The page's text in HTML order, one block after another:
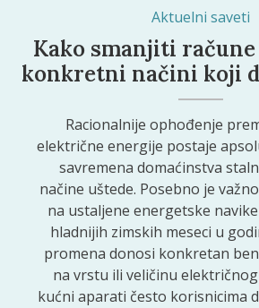
Aktuelni saveti
Kako smanjiti
konkretni načini koji
Racionalnije ophođenje
električne energije postaje
savremena domaćinstva
načine uštede. Posebno je
na ustaljene energetske
hladnijih zimskih meseci u
promena donosi konkretan
na vrstu ili veličinu
kućni aparati često korisnicima